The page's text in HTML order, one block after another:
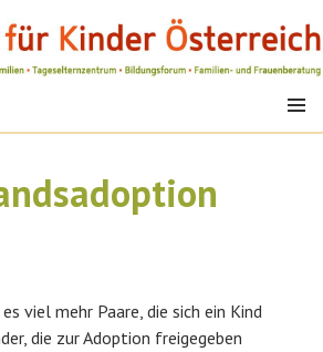
MENÜ
viel mehr Paare, die sich ein Kind
die zur Adoption freigegeben